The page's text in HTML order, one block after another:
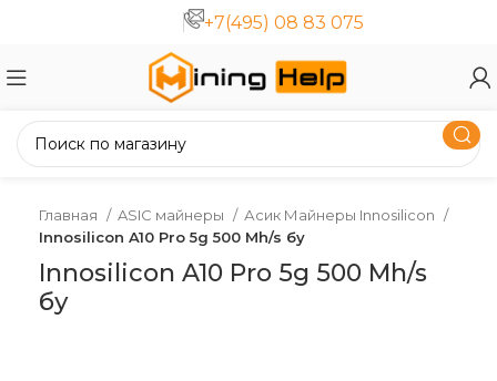
+7(495) 08 83 075
Главная ASIC майнеры
Асик Майнеры Innosilicon
Innosilicon A10 Pro 5g 500 Mh/s бу
Innosilicon A10 Pro 5g 500 Mh/s
бу